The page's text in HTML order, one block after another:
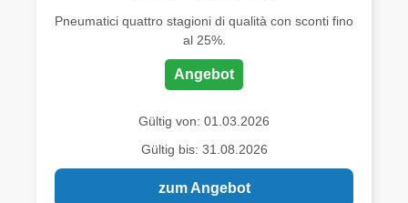
Pneumatici quattro stagioni di qualità con sconti fino
al 25%.
Angebot
Gültig von: 01.03.2026
Gültig bis: 31.08.2026
zum Angebot